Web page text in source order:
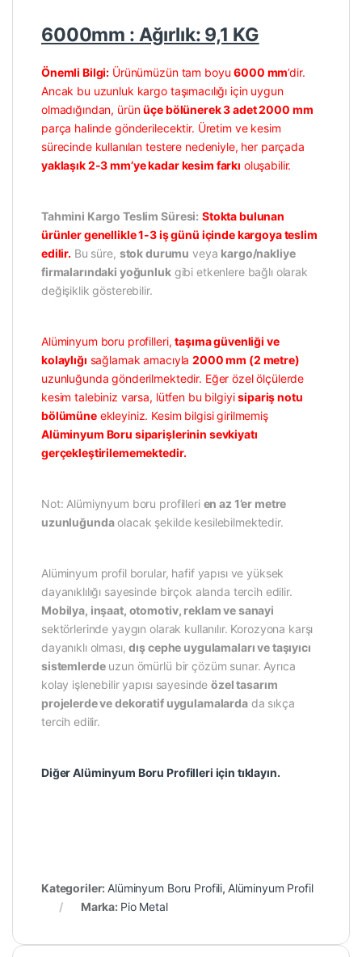
6000mm : Ağırlık: 9,1 KG
Önemli Bilgi: Ürünümüzün tam boyu6000 mm’dir.
Ancak bu uzunluk kargo taşımacılığı için uygun
olmadığından, ürünüçe bölünerek 3 adet 2000 mm
parça halinde gönderilecektir. Üretim ve kesim
sürecinde kullanılan testere nedeniyle, her parçada
yaklaşık 2-3 mm’ye kadar kesim farkı oluşabilir.
Tahmini Kargo Teslim Süresi: Stokta bulunan
ürünler genellikle 1-3 iş günü içinde kargoya teslim
edilir. Bu süre, stok durumu veya kargo/nakliye
firmalarındaki yoğunlukgibi etkenlere bağlı olarak
değişiklik gösterebilir.
Alüminyum boru profilleri,taşıma güvenliği ve
kolaylığı sağlamak amacıyla2000 mm (2 metre)
uzunluğunda gönderilmektedir. Eğer özel ölçülerde
kesim talebiniz varsa, lütfen bu bilgiyisipariş notu
bölümüneekleyiniz. Kesim bilgisi girilmemiş
Alüminyum Boru siparişlerinin sevkiyatı
gerçekleştirilememektedir.
Not: Alümiynyum boru profilleri en az 1’er metre
uzunluğundaolacak şekilde kesilebilmektedir.
Alüminyum profil borular, hafif yapısı ve yüksek
dayanıklılığı sayesinde birçok alanda tercih edilir.
Mobilya, inşaat, otomotiv, reklam ve sanayi
sektörlerinde yaygın olarak kullanılır. Korozyona karşı
dayanıklı olması,dış cephe uygulamaları ve taşıyıcı
sistemlerdeuzun ömürlü bir çözüm sunar. Ayrıca
kolay işlenebilir yapısı sayesindeözel tasarım
projelerde ve dekoratif uygulamalardada sıkça
tercih edilir.
Diğer Alüminyum Boru Profilleri için tıklayın.
Kategoriler: Alüminyum Boru Profili, Alüminyum Profil
Marka: Pio Metal